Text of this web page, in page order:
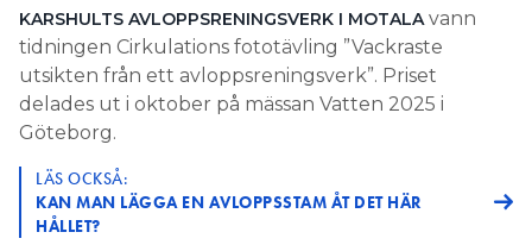
KARSHULTS AVLOPPSRENINGSVERK I MOTALA vann
tidningen Cirkulations fototävling ”Vackraste
utsikten från ett avloppsreningsverk”. Priset
delades ut i oktober på mässan Vatten 2025 i
Göteborg.
LÄS OCKSÅ:
KAN MAN LÄGGA EN AVLOPPSSTAM ÅT DET HÄR
HÅLLET?